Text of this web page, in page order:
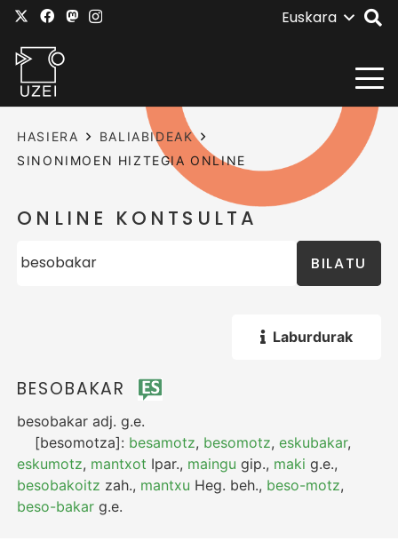
Euskara
HASIERA
BALIABIDEAK
SINONIMOEN HIZTEGIA ONLINE
ONLINE KONTSULTA
BILATU
Laburdurak
BESOBAKAR
besobakar adj. g.e.
[besomotza]: besamotz, besomotz,eskubakar,
eskumotz, mantxot Ipar., maingu gip., maki g.e.,
besobakoitz zah., mantxu Heg. beh., beso-motz,
beso-bakar g.e.